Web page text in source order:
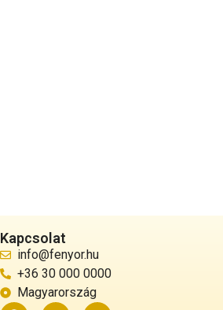
Kapcsolat
info@fenyor.hu
+36 30 000 0000
Magyarország